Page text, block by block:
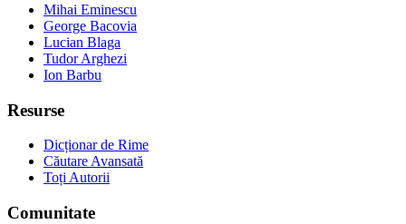
Mihai Eminescu
George Bacovia
Lucian Blaga
Tudor Arghezi
Ion Barbu
Resurse
Dicționar de Rime
Căutare Avansată
Toți Autorii
Comunitate